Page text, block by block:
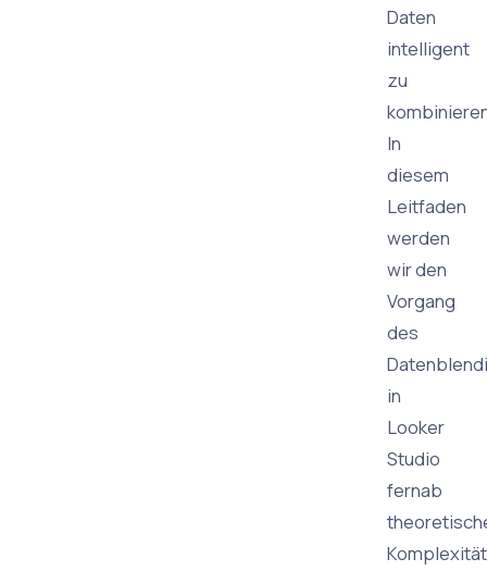
Daten
intelligent
zu
In
diesem
Leitfaden
werden
wir den
Vorgang
des
in
Looker
Studio
fernab